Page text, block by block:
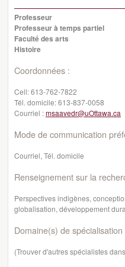
Professeur
Professeur à temps partiel
Faculté des arts
Histoire
Coordonnées :
Cell:613-762-7822
Tél. domicile:613-837-0058
Courriel :msaavedr@uOttawa.ca
Mode de communication
Courriel, Tél. domicile
Renseignement sur la
Perspectives indigènes,
globalisation, développement
Domaine(s) de spécialisation
(Trouver d'autres spécialistes